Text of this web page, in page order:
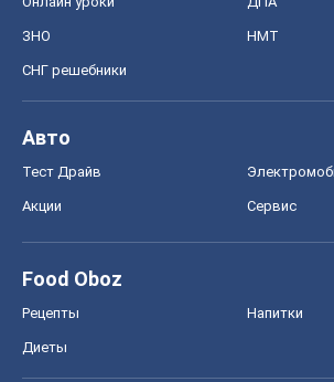
ЗНО НМТ
СНГ решебники
Авто
Тест Драйв
Акции Сервис
Food Oboz
Рецепты Напитки
Диеты